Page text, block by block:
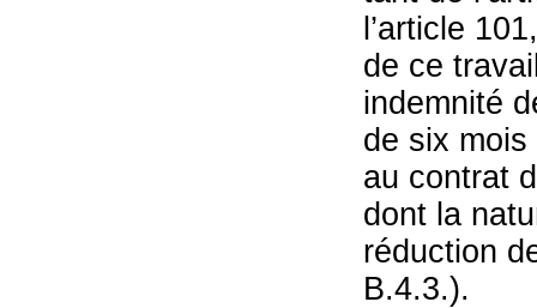
l’article
de ce
indemnité
de six mois
au contrat
dont la
réduction
B.4.3.).